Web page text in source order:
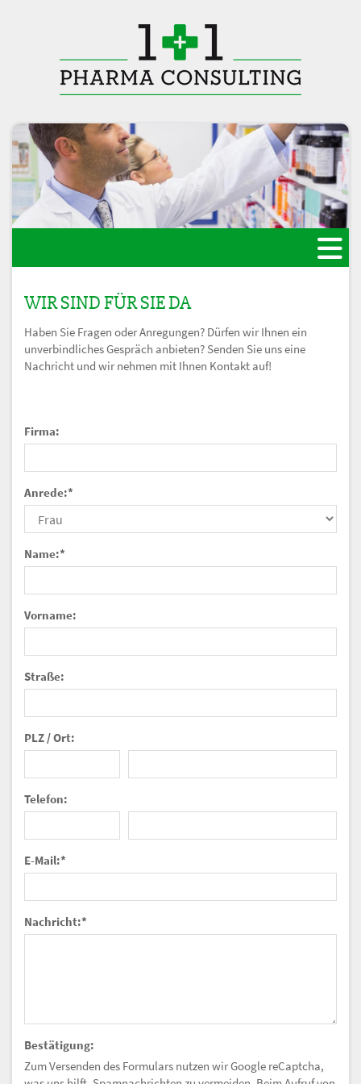
WIR SIND FÜR SIE DA
Haben Sie Fragen oder Anregungen? Dürfen wir Ihnen ein
unverbindliches Gespräch anbieten? Senden Sie uns eine
Nachricht und wir nehmen mit Ihnen Kontakt auf!
Firma:
Anrede:*
Name:*
Vorname:
Straße:
PLZ / Ort:
Telefon:
E-Mail:*
Nachricht:*
Bestätigung:
Zum Versenden des Formulars nutzen wir Google reCaptcha,